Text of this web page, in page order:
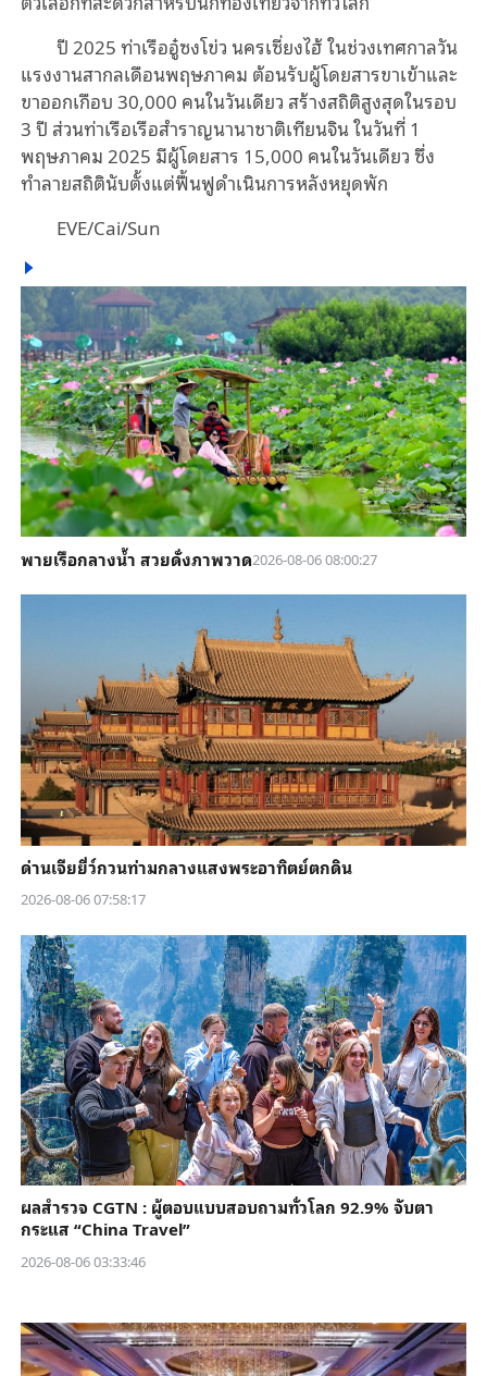
ปี 2025 ท่าเรืออู๋ซงโข่ว นครเซี่ยงไฮ้ ในช่วงเทศกาลวัน
แรงงานสากลเดือนพฤษภาคม ต้อนรับผู้โดยสารขาเข้าและ
ขาออกเกือบ 30,000 คนในวันเดียว สร้างสถิติสูงสุดในรอบ
3 ปี ส่วนท่าเรือเรือสำราญนานาชาติเทียนจิน ในวันที่ 1
พฤษภาคม 2025 มีผู้โดยสาร 15,000 คนในวันเดียว ซึ่ง
ทำลายสถิตินับตั้งแต่ฟื้นฟูดำเนินการหลังหยุดพัก
EVE/Cai/Sun
พายเรือกลางน้ำ สวยดั่งภาพวาด2026-08-06 08:00:27
ด่านเจียยี่ว์กวนท่ามกลางแสงพระอาทิตย์ตกดิน
2026-08-06 07:58:17
ผลสำรวจ CGTN : ผู้ตอบแบบสอบถามทั่วโลก 92.9% จับตา
กระแส “China Travel”
2026-08-06 03:33:46